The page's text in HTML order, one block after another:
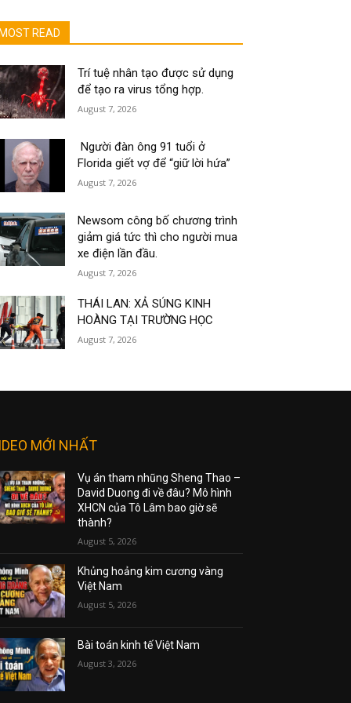
MOST READ
Trí tuệ nhân tạo được sử dụng
để tạo ra virus tổng hợp.
August 7, 2026
Người đàn ông 91 tuổi ở
Florida giết vợ để “giữ lời hứa”
August 7, 2026
Newsom công bố chương trình
giảm giá tức thì cho người mua
xe điện lần đầu.
August 7, 2026
THÁI LAN: XẢ SÚNG KINH
HOÀNG TẠI TRƯỜNG HỌC
August 7, 2026
MỚI NHẤT
Vụ án tham nhũng Sheng Thao –
David Duong đi về đâu? Mô hình
XHCN của Tô Lâm bao giờ sẽ
thành?
August 5, 2026
Khủng hoảng kim cương vàng
Việt Nam
August 5, 2026
Bài toán kinh tế Việt Nam
August 3, 2026